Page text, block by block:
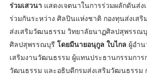
ร่วมเสวนา แสดงเจตนาในการร่วมผลักดันส่
ร่วมกันระหว่าง ศิลปินแห่งชาติ กองทุนส่งเส
ส่งเสริมวัฒนธรรม วิทยาลัยนาฏศิลปสุพรรณ
ศิลปสุพรรณบุรี โดยมีนายอนุกูล ใบไกล ผู้อำน
เสริมงานวัฒนธรรม ผู้แทนประธานกรรมการ
วัฒนธรรม และอธิบดีกรมส่งเสริมวัฒนธรรม